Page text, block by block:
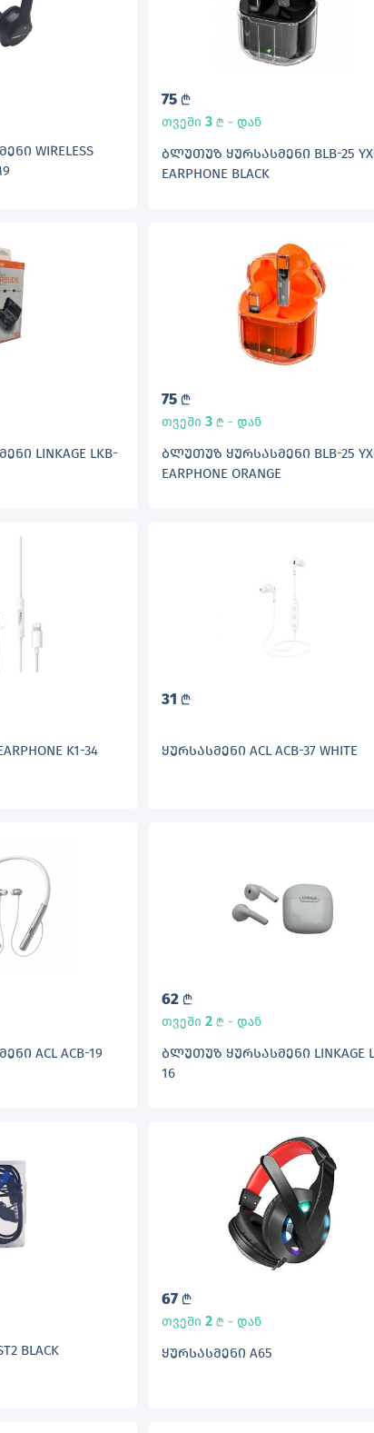
WIRELESS
75 L
თვეში 3 L - დან
ᲑᲚᲣᲗᲣᲖ ᲧᲣᲠᲡᲐᲡᲛᲔᲜᲘ BLB-25
EARPHONE BLACK
LINKAGE LKB-
75 L
თვეში 3 L - დან
ᲑᲚᲣᲗᲣᲖ ᲧᲣᲠᲡᲐᲡᲛᲔᲜᲘ BLB-25
EARPHONE ORANGE
K1-34
31 L
ᲧᲣᲠᲡᲐᲡᲛᲔᲜᲘ ACL ACB-37 WHITE
ACL ACB-19
62 L
თვეში 2 L - დან
ᲑᲚᲣᲗᲣᲖ ᲧᲣᲠᲡᲐᲡᲛᲔᲜᲘ LINKAGE
16
BLACK
67 L
თვეში 2 L - დან
ᲧᲣᲠᲡᲐᲡᲛᲔᲜᲘ A65